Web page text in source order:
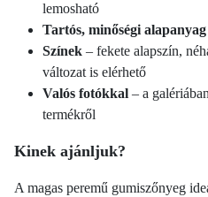
lemosható
Tartós, minőségi alapanyag
Színek – fekete alapszín,
változat is elérhető
Valós fotókkal – a
termékről
Kinek ajánljuk?
A magas peremű gumiszőnyeg